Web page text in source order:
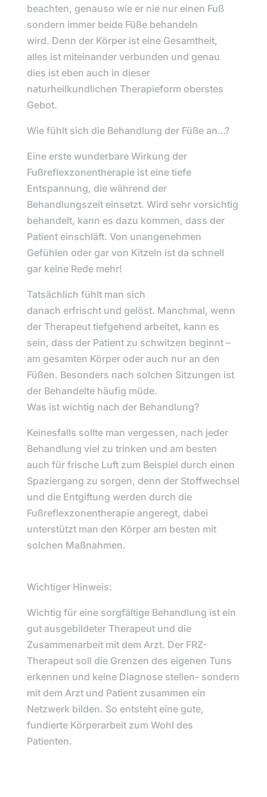
beachten, genauso wie er nie nur einen Fuß
sondern immer beide Füße behandeln
wird. Denn der Körper ist eine Gesamtheit,
alles ist miteinander verbunden und genau
dies ist eben auch in dieser
naturheilkundlichen Therapieform oberstes
Gebot.
Wie fühlt sich die Behandlung der Füße an…?
Eine erste wunderbare Wirkung der
Fußreflexzonentherapie ist eine tiefe
Entspannung, die während der
Behandlungszeit einsetzt. Wird sehr vorsichtig
behandelt, kann es dazu kommen, dass der
Patient einschläft. Von unangenehmen
Gefühlen oder gar von Kitzeln ist da schnell
gar keine Rede mehr!
Tatsächlich fühlt man sich
danach erfrischt und gelöst. Manchmal, wenn
der Therapeut tiefgehend arbeitet, kann es
sein, dass der Patient zu schwitzen beginnt –
am gesamten Körper oder auch nur an den
Füßen. Besonders nach solchen Sitzungen ist
der Behandelte häufig müde.
Was ist wichtig nach der Behandlung?
Keinesfalls sollte man vergessen, nach jeder
Behandlung viel zu trinken und am besten
auch für frische Luft zum Beispiel durch einen
Spaziergang zu sorgen, denn der Stoffwechsel
und die Entgiftung werden durch die
Fußreflexzonentherapie angeregt, dabei
unterstützt man den Körper am besten mit
solchen Maßnahmen.
Wichtiger Hinweis:
Wichtig für eine sorgfältige Behandlung ist ein
gut ausgebildeter Therapeut und die
Zusammenarbeit mit dem Arzt. Der FRZ-
Therapeut soll die Grenzen des eigenen Tuns
erkennen und keine Diagnose stellen- sondern
mit dem Arzt und Patient zusammen ein
Netzwerk bilden. So entsteht eine gute,
fundierte Körperarbeit zum Wohl des
Patienten.